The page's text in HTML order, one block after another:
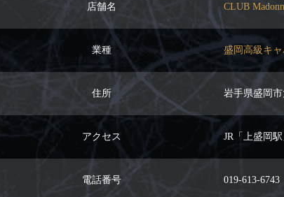
店舗名 CLUB
業種 盛岡高級キャ
住所 岩手県盛岡
アクセス JR「上盛岡
電話番号 019-613-6743